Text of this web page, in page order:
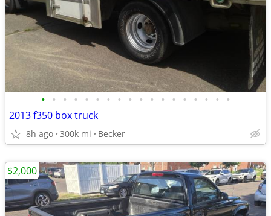
• • • • • • • • • • • • • • • • • •
2013 f350 box truck
8h ago 300k mi Becker
$2,000